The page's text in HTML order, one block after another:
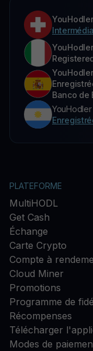
Banco de
PLATEFORME
MultiHODL
Get Cash
Échange
Carte Crypto
Compte à
Cloud Miner
Promotions
Programme de
Récompenses
Télécharger
Modes de